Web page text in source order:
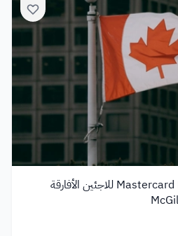
منحة Mastercard Foundation 2027 للاجئين الأفارقة